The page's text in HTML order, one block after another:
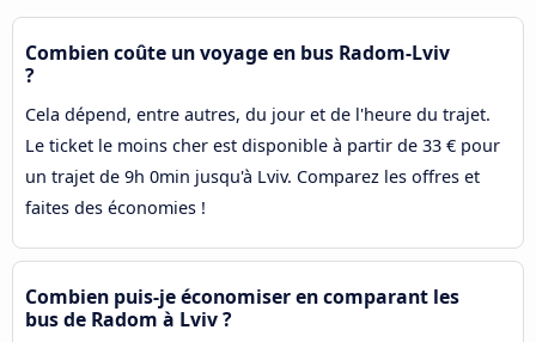
Combien coûte un voyage en bus Radom-Lviv
?
Cela dépend, entre autres, du jour et de l'heure du trajet.
Le ticket le moins cher est disponible à partir de 33 € pour
un trajet de 9h 0min jusqu'à Lviv. Comparez les offres et
faites des économies !
Combien puis-je économiser en comparant les
bus de Radom à Lviv ?